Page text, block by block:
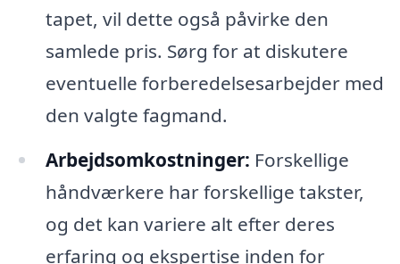
tapet, vil dette også påvirke den
samlede pris. Sørg for at diskutere
eventuelle forberedelsesarbejder med
den valgte fagmand.
Arbejdsomkostninger: Forskellige
håndværkere har forskellige takster,
og det kan variere alt efter deres
erfaring og ekspertise inden for